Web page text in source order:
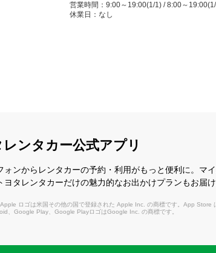
営業時間：9:00～19:00(1/1) / 8:00～
休業日：なし
熊本駅前店
（くまもとえきまえ）
〒860-0047 熊本市西区春日1-14-28 JR熊本
営業時間：9:00～19:00(1/1) / 8:00～
休業日：なし
レンタカー公式アプリ
ォンからレンタカーの予約・利用がもっと便利に。マ
ヨタレンタカーだけの魅力的なお出かけプランもお届け
ロゴは米国その他の国で登録された Apple Inc. の商標です。App Store
、Google Play、Google PlayロゴはGoogle Inc. の商標です。